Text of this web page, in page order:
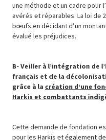
une méthode et un cadre pour
avérés et réparables. La loi de
bœufs en décidant d’un
évalué les préjudices.
B- Veiller à l’intégration de
français et de la
grâce à la création d’une
Harkis et combattants
Cette demande de fondation
pour les Harkis et également